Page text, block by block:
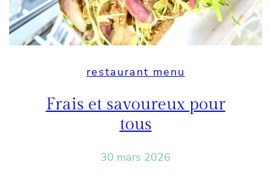
restaurant menu
Frais et savoureux pour
tous
30 mars 2026